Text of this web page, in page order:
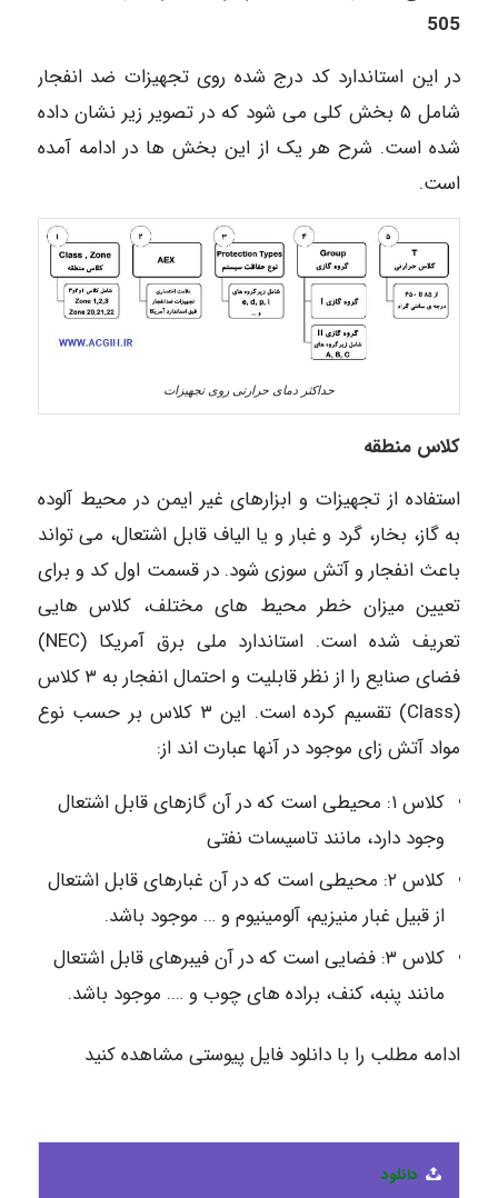
505
در این استاندارد کد درج شده روی تجهیزات ضد انفجار
شامل ۵ بخش کلی می شود که در تصویر زیر نشان داده
شده است. شرح هر یک از این بخش ها در ادامه آمده
است.
حداکثر دمای حرارتی روی تجهیزات
کلاس منطقه
استفاده از تجهیزات و ابزارهای غیر ایمن در محیط آلوده
به گاز، بخار، گرد و غبار و یا الیاف قابل اشتعال، می تواند
باعث انفجار و آتش سوزی شود. در قسمت اول کد و برای
تعیین میزان خطر محیط های مختلف، کلاس هایی
تعریف شده است. استاندارد ملی برق آمریکا (NEC)
فضای صنایع را از نظر قابلیت و احتمال انفجار به ۳ کلاس
(Class) تقسیم کرده است. این ۳ کلاس بر حسب نوع
مواد آتش زای موجود در آنها عبارت اند از:
کلاس ۱: محیطی است که در آن گازهای قابل اشتعال
وجود دارد، مانند تاسیسات نفتی
کلاس ۲: محیطی است که در آن غبارهای قابل اشتعال
از قبیل غبار منیزیم، آلومینیوم و … موجود باشد.
کلاس ۳: فضایی است که در آن فیبرهای قابل اشتعال
مانند پنبه، کنف، براده های چوب و …. موجود باشد.
ادامه مطلب را با دانلود فایل پیوستی مشاهده کنید
دانلود